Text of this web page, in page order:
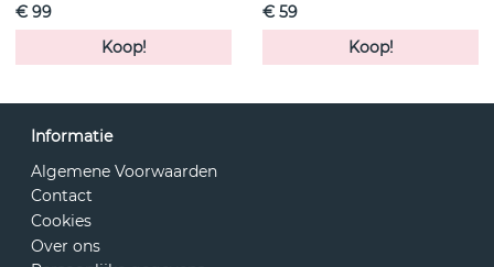
€ 99
Koop!
€ 59
Koop!
Informatie
Algemene Voorwaarden
Contact
Cookies
Over ons